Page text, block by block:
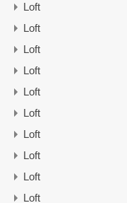
Loft
Loft
Loft
Loft
Loft
Loft
Loft
Loft
Loft
Loft